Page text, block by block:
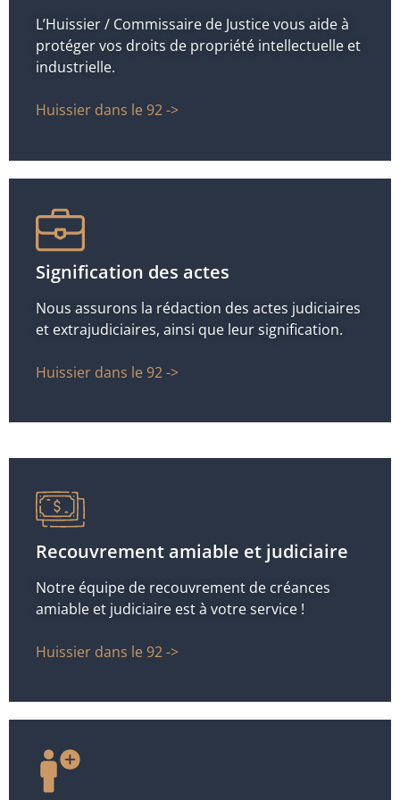
L’Huissier / Commissaire de Justice vous aide à
protéger vos droits de propriété intellectuelle et
industrielle.
Huissier dans le 92 ->
Signification des actes
Nous assurons la rédaction des actes judiciaires
et extrajudiciaires, ainsi que leur signification.
Huissier dans le 92 ->
Recouvrement amiable et judiciaire
Notre équipe de recouvrement de créances
amiable et judiciaire est à votre service !
Huissier dans le 92 ->